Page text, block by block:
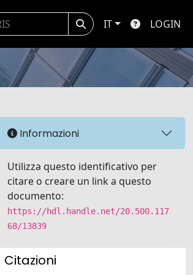
IT LOGIN
Informazioni
Utilizza questo identificativo per
citare o creare un link a questo
documento:
https://hdl.handle.net/20.500.117
68/13839
Citazioni